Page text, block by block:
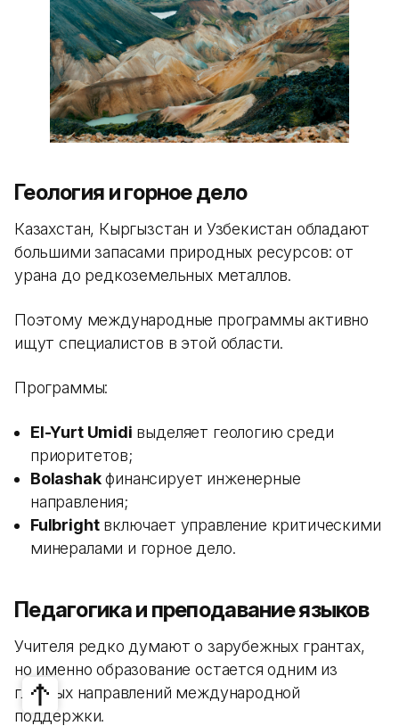
Геология и горное дело
Казахстан, Кыргызстан и Узбекистан обладают
большими запасами природных ресурсов: от
урана до редкоземельных металлов.
Поэтому международные программы активно
ищут специалистов в этой области.
Программы:
El-Yurt Umidi выделяет геологию среди
приоритетов;
Bolashakфинансирует инженерные
направления;
Fulbrightвключает управление критическими
минералами и горное дело.
Педагогика и преподавание языков
Учителя редко думают о зарубежных грантах,
но именно образование остается одним из
главных направлений международной
поддержки.